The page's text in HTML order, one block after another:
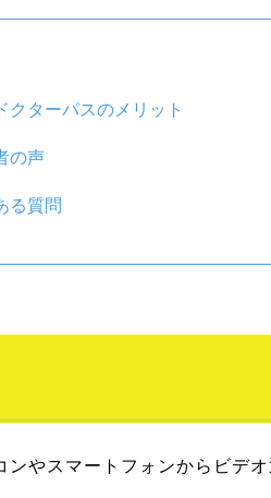
クターパスのメリット
の声
る質問
やスマートフォンからビデ